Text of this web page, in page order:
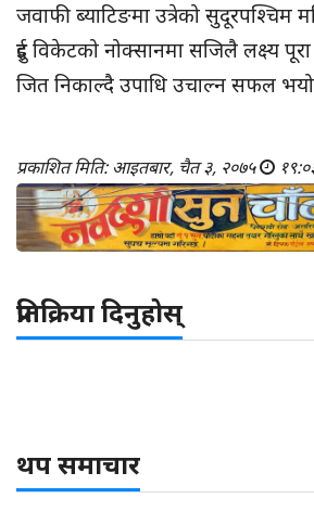
जवाफी ब्याटिङमा उत्रेको सुदूरपश्चिम
दुई विकेटको नोक्सानमा सजिलै लक्ष्य
जित निकाल्दै उपाधि उचाल्न सफल भयो
प्रकाशित मिति: आइतबार, चैत ३, २०७५
प्रतिक्रिया दिनुहोस्
थप समाचार